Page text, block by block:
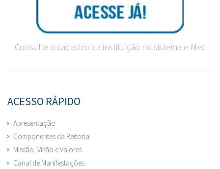
Consulte o cadastro da instituição no sistema e-Mec
ACESSO RÁPIDO
Apresentação
Componentes da Reitoria
Missão, Visão e Valores
Canal de Manifestações